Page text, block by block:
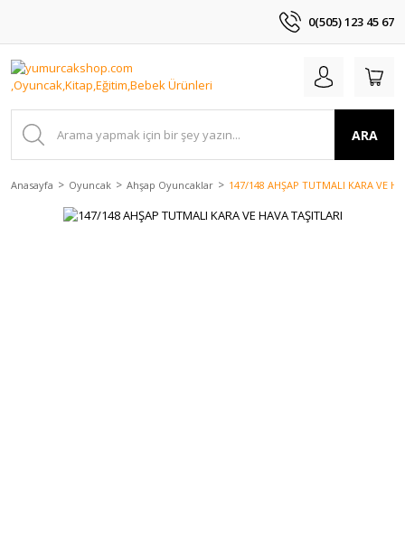
0(505) 123 45 67
ARA
Anasayfa Oyuncak Ahşap Oyuncaklar 147/148 AHŞAP TUTMALI KARA VE